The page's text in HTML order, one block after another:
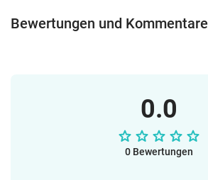
Bewertungen und Kommentare
0.0
0 Bewertungen